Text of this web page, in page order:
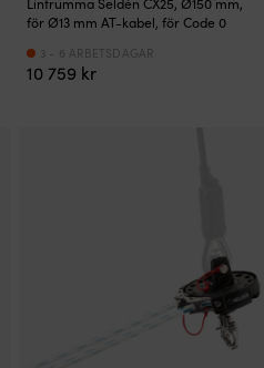
för Ø13 mm AT-kabel, för Code 0
10 759 kr
3 - 6 ARBETSDAGAR